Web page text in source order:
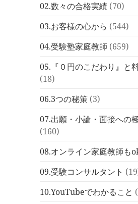
02.数々の合格実績 (70)
03.お客様の心から (544)
04.受験塾家庭教師 (659)
05.『０円のこだわり』と
(18)
06.3つの秘策 (3)
07.出願・小論・面接への
(160)
08.オンライン家庭教師も
09.受験コンサルタント
10.YouTubeでわかること